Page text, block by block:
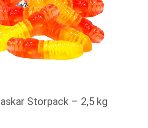
Storpack – 2,5 kg